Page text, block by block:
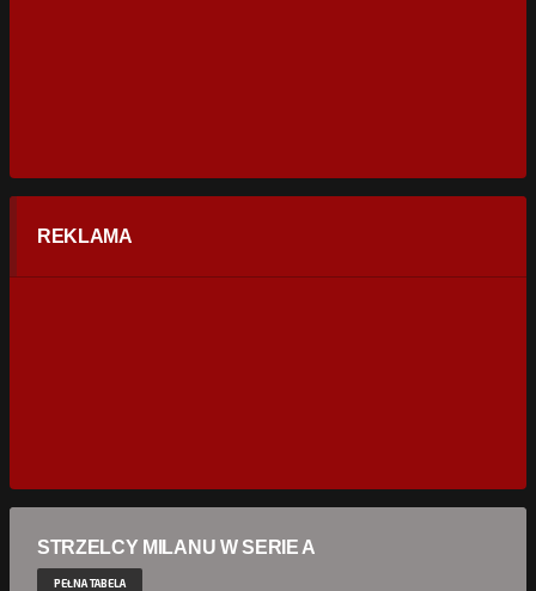
REKLAMA
STRZELCY MILANU W SERIE A
PEŁNA TABELA